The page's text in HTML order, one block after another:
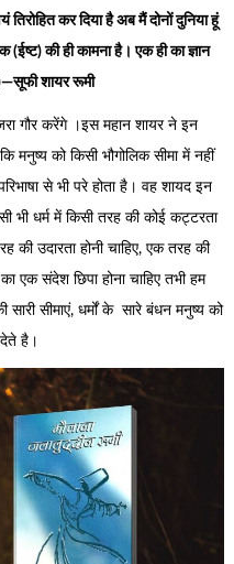
कर दिया है अब मैं दोनों दुनिया हूं
की ही कामना है। एक ही का ज्ञान
शायर रूमी
गौर करेंगे ।इस महान शायर ने इन
मनुष्य को किसी भौगोलिक सीमा में नहीं
से भी परे होता है। वह शायद इन
भी धर्म में किसी तरह की कोई कट्टरता
की उदारता होनी चाहिए, एक तरह की
एक संदेश छिपा होना चाहिए तभी हम
सारी सीमाएं, धर्मों के सारे बंधन मनुष्य को
ही जन्म देते है।